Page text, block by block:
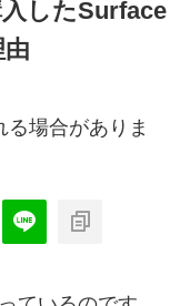
入したSurface
場合がありま
blog/wp-
count-